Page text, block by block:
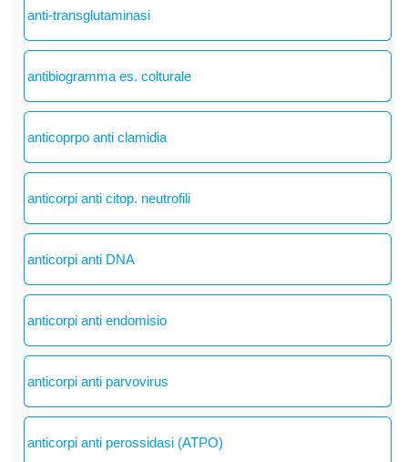
anti-transglutaminasi
antibiogramma es. colturale
anticoprpo anti clamidia
anticorpi anti citop. neutrofili
anticorpi anti DNA
anticorpi anti endomisio
anticorpi anti parvovirus
anticorpi anti perossidasi (ATPO)